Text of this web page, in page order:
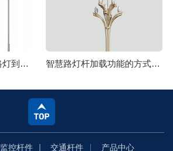
四川菲尼特:从智慧路灯到数字孪生再到元宇宙 智慧路灯杆加载功能的方式主要有哪些
监控杆件 交通杆件 产品中心